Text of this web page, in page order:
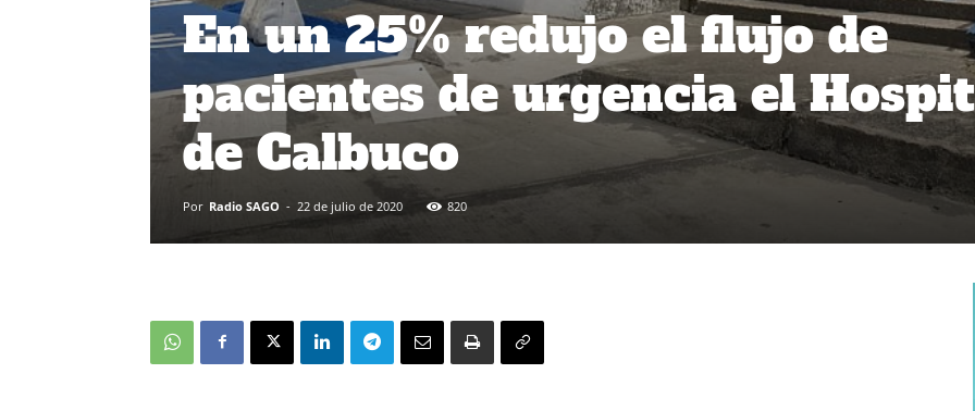
En un 25% redujo el flujo de
pacientes de urgencia el
de Calbuco
Por Radio SAGO - 22 de julio de 2020 820